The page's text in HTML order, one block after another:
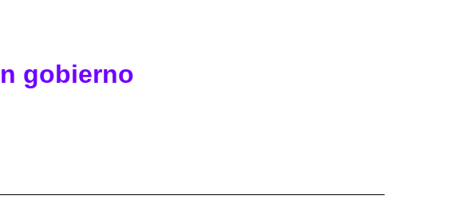
gobierno